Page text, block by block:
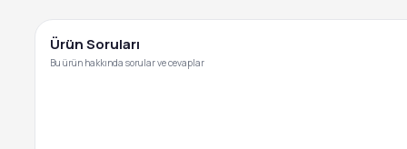
Ürün Soruları
Bu ürün hakkında sorular ve cevaplar